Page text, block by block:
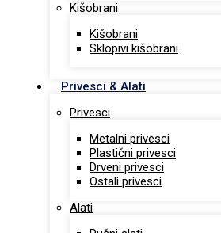
Kišobrani
Kišobrani
Sklopivi kišobrani
Privesci & Alati
Privesci
Metalni privesci
Plastični privesci
Drveni privesci
Ostali privesci
Alati